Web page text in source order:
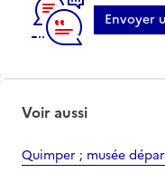
Envoyer
Voir aussi
Quimper ; musée